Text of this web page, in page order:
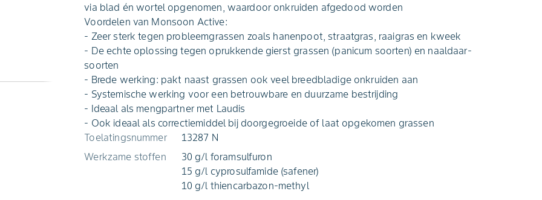
via blad én wortel opgenomen, waardoor onkruiden afgedood worden
Voordelen van Monsoon Active:
- Zeer sterk tegen probleemgrassen zoals hanenpoot, straatgras, raaigras en kweek
- De echte oplossing tegen oprukkende gierst grassen (panicum soorten) en naaldaar-
soorten
- Brede werking: pakt naast grassen ook veel breedbladige onkruiden aan
- Systemische werking voor een betrouwbare en duurzame bestrijding
- Ideaal als mengpartner met Laudis
- Ook ideaal als correctiemiddel bij doorgegroeide of laat opgekomen grassen
Toelatingsnummer
13287 N
Werkzame stoffen
30 g/l foramsulfuron
15 g/l cyprosulfamide (safener)
10 g/l thiencarbazon-methyl